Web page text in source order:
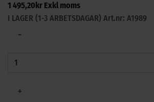
1 495,20kr Exkl moms
I LAGER (1-3 ARBETSDAGAR) Art.nr: A1989
−
+